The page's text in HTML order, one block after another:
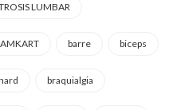
LUMBAR
barre biceps
braquialgia